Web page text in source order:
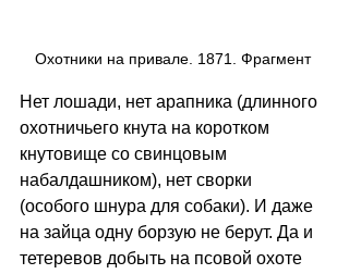
Охотники на привале. 1871. Фрагмент
Нет лошади, нет арапника (длинного
охотничьего кнута на коротком
кнутовище со свинцовым
набалдашником), нет сворки
(особого шнура для собаки). И даже
на зайца одну борзую не берут. Да и
тетеревов добыть на псовой охоте